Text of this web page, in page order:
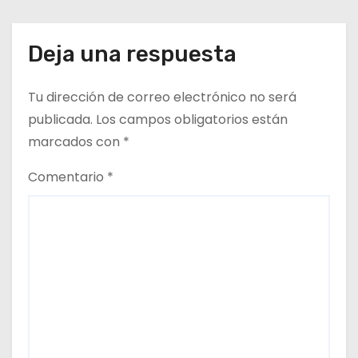
d
a
s
Deja una respuesta
Tu dirección de correo electrónico no será
publicada. Los campos obligatorios están
marcados con *
Comentario *